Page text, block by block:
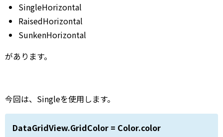
SingleHorizontal
RaisedHorizontal
SunkenHorizontal
があります。
今回は、Singleを使用します。
DataGridView.GridColor = Color.color